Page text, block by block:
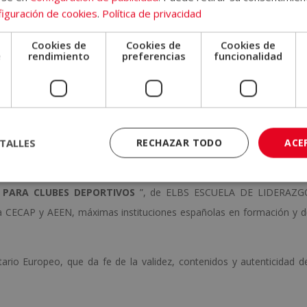
un correo electrónico con las claves de acceso a nuestro
de estudio.
pruebas de evaluación, el alumno recibirá un diploma que certifica
CLUBES DEPORTIVOS ”, de ELBS ESCUELA DE
y AEEN, máximas instituciones españolas en formación y
Europeo, que da fe de la validez, contenidos y autenticidad
de cookies. Política de privacidad
Cookies de
rendimiento
Cookies de
preferencias
Cookies de
funcionalidad
RECHAZAR TODO